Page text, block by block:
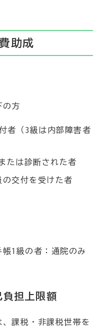
助成
の方
者（3級は内部障害者
たは診断された者
交付を受けた者
帳1級の者：通院のみ
負担上限額
課税・非課税世帯を